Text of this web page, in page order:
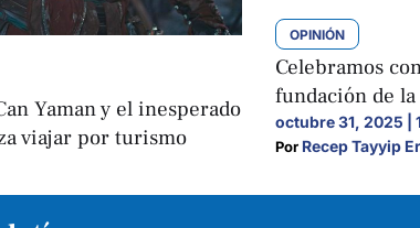
Yaman y el inesperado
viajar por turismo
OPINIÓN
Celebramos
fundación de
octubre 31, 2025 |
Por Recep Tayyip